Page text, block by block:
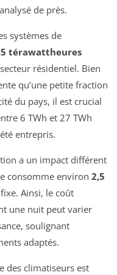
de près.
systèmes de
térawattheures
résidentiel. Bien
qu’une petite fraction
du pays, il est crucial
6 TWh et 27 TWh
entrepris.
a un impact différent
consomme environ 2,5
Ainsi, le coût
une nuit peut varier
soulignant
adaptés.
des climatiseurs est